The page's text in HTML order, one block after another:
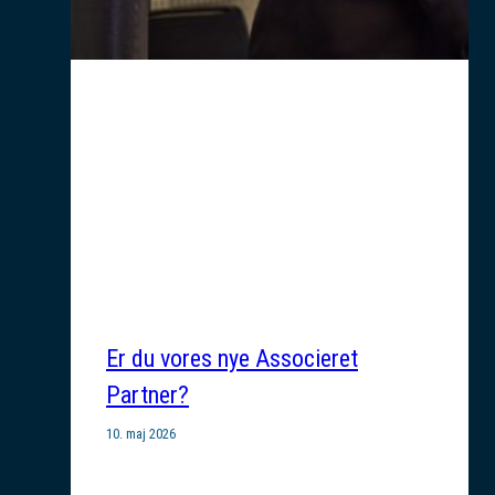
Er du vores nye Associeret
Partner?
10. maj 2026